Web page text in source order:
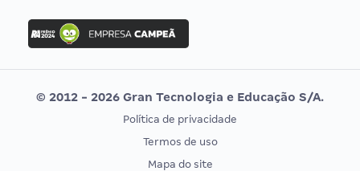
Concurso Ibama
Concurso MPU
Editais publicados
Vunesp
CONCURSOS POR PROFISSÃO
EXAME DE ORDEM
© 2012 - 2026 Gran Tecnologia e Educação S/A.
Política de privacidade
Termos de uso
Mapa do site